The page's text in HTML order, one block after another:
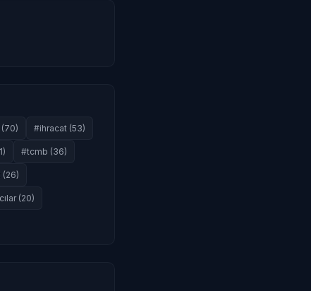
#ihracat (53)
#tcmb (36)
(20)